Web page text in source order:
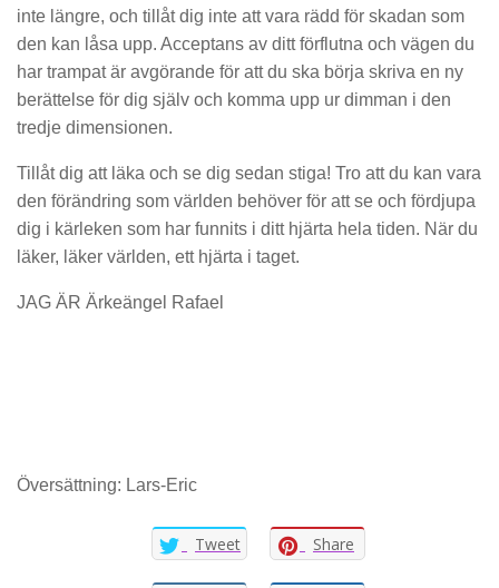
inte längre, och tillåt dig inte att vara rädd för skadan som
den kan låsa upp. Acceptans av ditt förflutna och vägen du
har trampat är avgörande för att du ska börja skriva en ny
berättelse för dig själv och komma upp ur dimman i den
tredje dimensionen.
Tillåt dig att läka och se dig sedan stiga! Tro att du kan vara
den förändring som världen behöver för att se och fördjupa
dig i kärleken som har funnits i ditt hjärta hela tiden. När du
läker, läker världen, ett hjärta i taget.
JAG ÄR Ärkeängel Rafael
Översättning: Lars-Eric
Tweet Share